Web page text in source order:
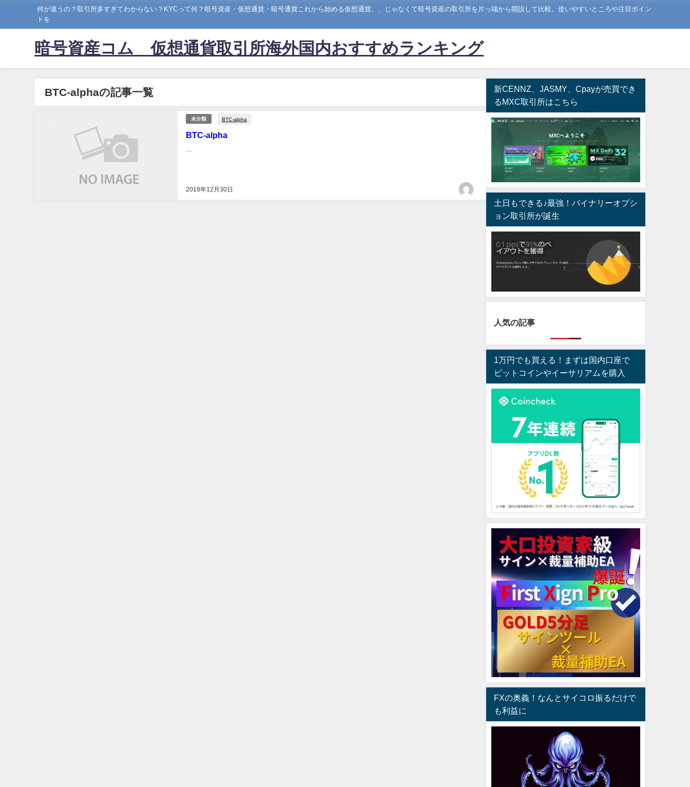
何が違うの？取引所多すぎてわからない？KYCって何？暗号資産・仮想通貨・暗号通貨これから始める仮想通貨、、じゃなくて暗号資産の取引所を片っ端から開設して比較。使いやすいところや注目ポイン
トを
暗号資産コム 仮想通貨取引所海外国内おすすめランキング
BTC-alphaの記事一覧
未分類 BTC-alpha
BTC-alpha
2018年12月30日
新CENNZ、JASMY、Cpayが売買でき
るMXC取引所はこちら
土日もできる♪最強！バイナリーオプシ
ョン取引所が誕生
人気の記事
1万円でも買える！まずは国内口座で
ビットコインやイーサリアムを購入
FXの奥義！なんとサイコロ振るだけで
も利益に